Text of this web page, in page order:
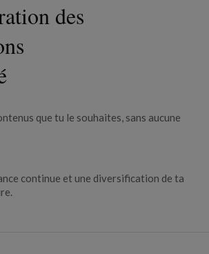
des
que tu le souhaites, sans aucune
continue et une diversification de ta